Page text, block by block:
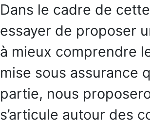
Dans le cadre de
essayer de proposer
à mieux comprendre
mise sous assurance
partie, nous
s’articule autour des